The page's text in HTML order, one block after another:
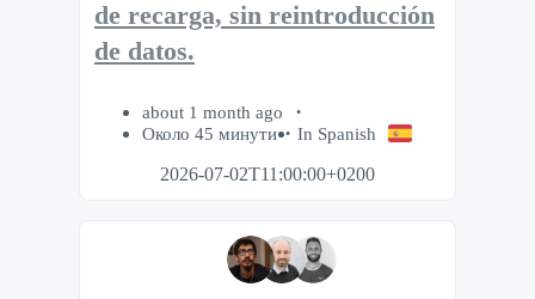
de recarga, sin reintroducción
de datos.
about 1 month ago
Около 45 минути
In Spanish
2026-07-02T11:00:00+0200